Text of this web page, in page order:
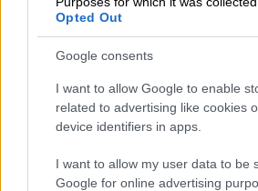
Opted Out
Google consents
I want to allow Google to enable
related to advertising like cookies
device identifiers in apps.
I want to allow my user data to be
Google for online advertising